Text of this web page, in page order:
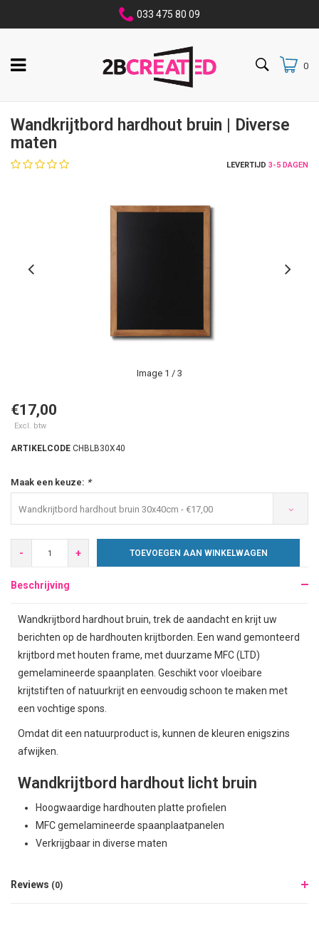
033 475 80 09
0
Wandkrijtbord hardhout bruin | Diverse
maten
LEVERTIJD 3-5 DAGEN
Image 1 / 3
€17,00
Excl. btw
ARTIKELCODE CHBLB30X40
Maak een keuze: *
Wandkrijtbord hardhout bruin 30x40cm - €17,00
- + TOEVOEGEN AAN WINKELWAGEN
Beschrijving
Wandkrijtbord hardhout bruin, trek de aandacht en krijt uw
berichten op de hardhouten krijtborden. Een wand gemonteerd
krijtbord met houten frame, met duurzame MFC (LTD)
gemelamineerde spaanplaten. Geschikt voor vloeibare
krijtstiften of natuurkrijt en eenvoudig schoon te maken met
een vochtige spons.
Omdat dit een natuurproduct is, kunnen de kleuren enigszins
afwijken.
Wandkrijtbord hardhout licht bruin
Hoogwaardige hardhouten platte profielen
MFC gemelamineerde spaanplaatpanelen
Verkrijgbaar in diverse maten
Reviews (0)